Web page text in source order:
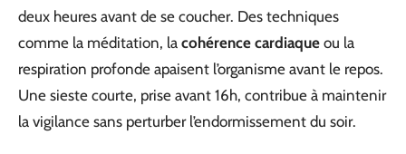
deux heures avant de se coucher. Des techniques
comme la méditation, la cohérence cardiaque ou la
respiration profonde apaisent l’organisme avant le repos.
Une sieste courte, prise avant 16h, contribue à maintenir
la vigilance sans perturber l’endormissement du soir.